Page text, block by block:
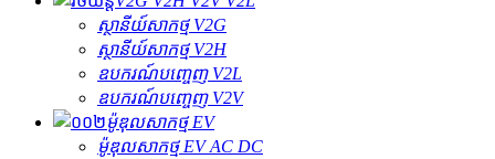
ស្ថានីយ៍សាកថ្ម V2G
ស្ថានីយ៍សាកថ្ម V2H
ឧបករណ៍បញ្ចេញ V2L
ឧបករណ៍បញ្ចេញ V2V
ម៉ូឌុលសាកថ្ម EV
ម៉ូឌុលសាកថ្ម EV AC DC